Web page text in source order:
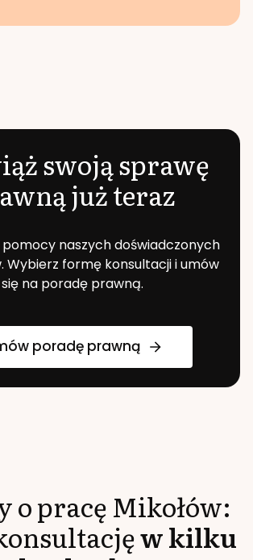
swoją sprawę
już teraz
pomocy naszych doświadczonych
Wybierz formę konsultacji i umów
się na poradę prawną.
poradę prawną
o pracęMikołów:
w kilku